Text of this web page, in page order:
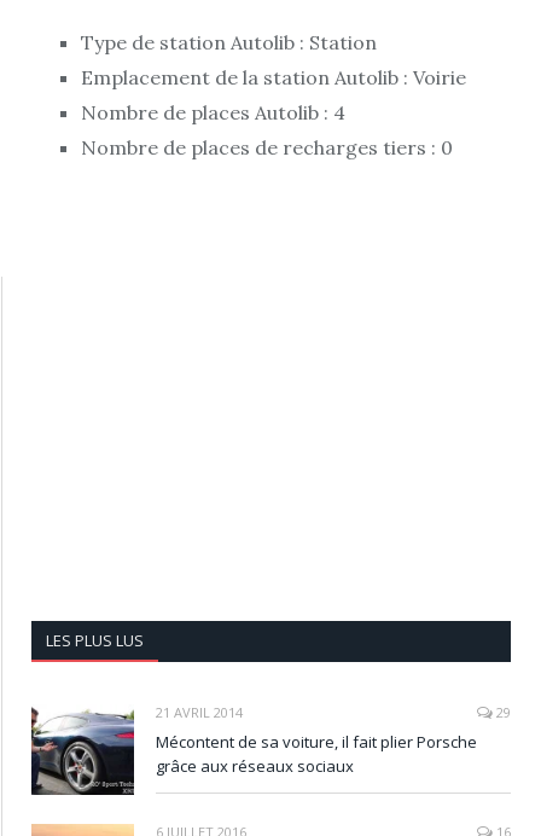
Type de station Autolib : Station
Emplacement de la station Autolib : Voirie
Nombre de places Autolib : 4
Nombre de places de recharges tiers : 0
LES PLUS LUS
21 AVRIL 2014 29
Mécontent de sa voiture, il fait plier Porsche
grâce aux réseaux sociaux
6 JUILLET 2016 16